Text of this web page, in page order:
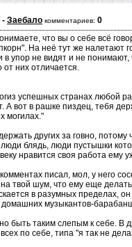
- Заебало комментариев: 0
что вы о себе всё
На неё тут же налетают
в упор не видят и не
от них отличается.
успешных странах любой
А вот в рашке пиздец, тебя
могилах."
других за говно,
блядь, люди пустышки
нравится своя работа
писал, мол, у него
твой шум, что ему еще
в разумных пределах,
домашних музыкантов-
быть таким слепым к себе. В
по себе, типа "я так не